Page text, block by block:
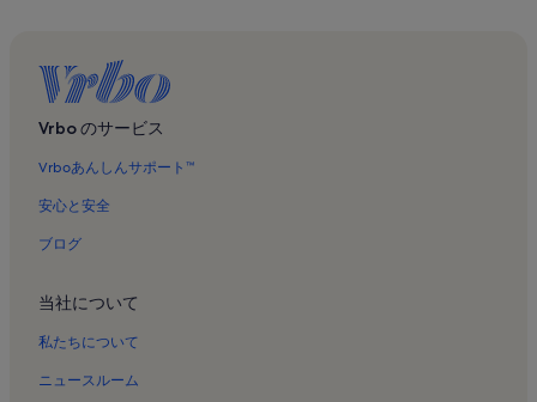
伊豆 三津シーパラダイスのバケーションレンタル
熱海梅園のバケーションレンタル
なぎさ公園のバケーションレンタル
宇佐美海水浴場のバケーションレンタル
沼津市のバケーションレンタル
戸田幸四郎絵本美術館のバケーションレンタル
修善寺カントリークラブのバケーションレンタル
音無神社のバケーションレンタル
三嶋大社のバケーションレンタル
Vrbo のサービス
Vrboあんしんサポート™
安心と安全
ブログ
当社について
私たちについて
ニュースルーム